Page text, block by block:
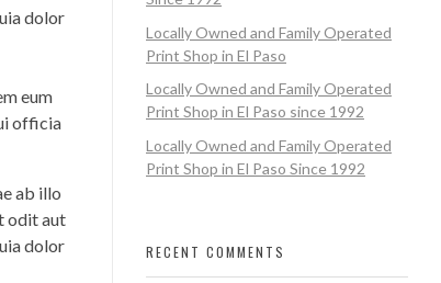
dolor
eum
officia
ab illo
odit aut
dolor
Locally Owned and Family Operated
Print Shop in El Paso
Locally Owned and Family Operated
Print Shop in El Paso since 1992
Locally Owned and Family Operated
Print Shop in El Paso Since 1992
RECENT COMMENTS